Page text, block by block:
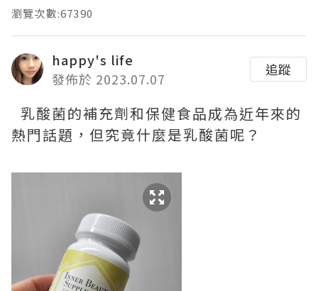
瀏覽次數:67390
happy's life
發佈於 2023.07.07
追蹤
乳酸菌的補充劑和保健食品成為近年來的
熱門話題，但究竟什麼是乳酸菌呢？